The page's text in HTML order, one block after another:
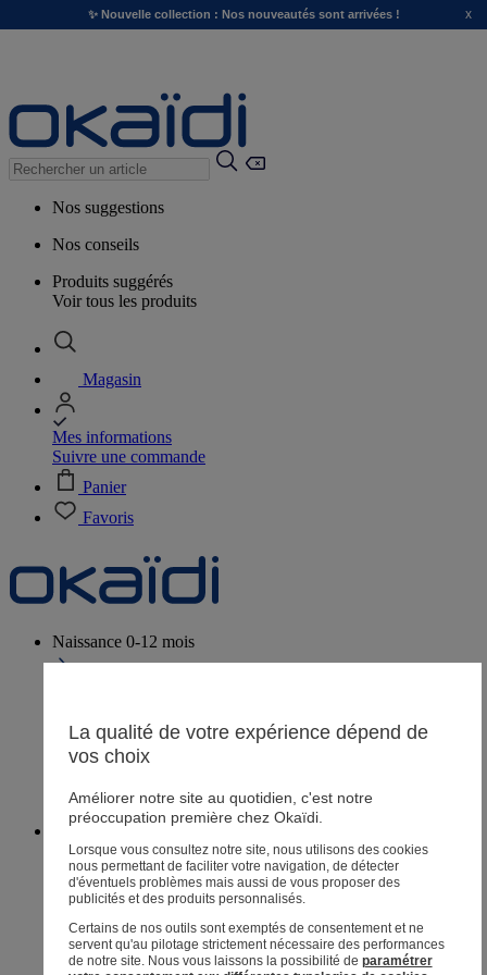
✨ Nouvelle collection : Nos nouveautés sont arrivées ! x
Nos suggestions
Nos conseils
Produits suggérés
Voir tous les produits
Magasin
Mes informations
Suivre une commande
Panier
Favoris
Naissance 0-12 mois
Magasins
Livraison
Retour
Bébé fille
3 mois - 5 ans
Magasins
Aide et contact
La qualité de votre expérience dépend de
vos choix
Améliorer notre site au quotidien, c'est notre
préoccupation première chez Okaïdi.
Lorsque vous consultez notre site, nous utilisons des cookies
nous permettant de faciliter votre navigation, de détecter
d'éventuels problèmes mais aussi de vous proposer des
publicités et des produits personnalisés.
Certains de nos outils sont exemptés de consentement et ne
servent qu'au pilotage strictement nécessaire des performances
de notre site. Nous vous laissons la possibilité de paramétrer